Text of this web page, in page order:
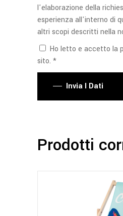
l'elaborazione della
esperienza all'interno di
altri scopi descritti nella
Ho letto e accetto la
sito. *
Invia I Dati
Prodotti